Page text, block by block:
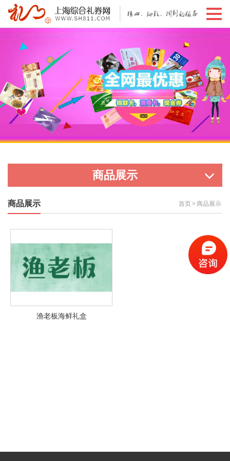
切
商品展示
商品展示 首页>商品展示
渔老板海鲜礼盒